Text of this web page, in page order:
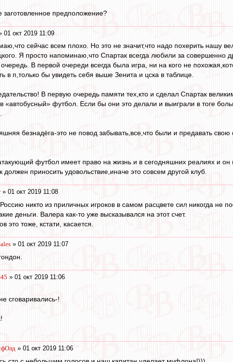
заготовленное предположение?
01 окт 2019 11:09
сейчас всем плохо. Но это не значит,что надо похерить нашу
Я просто напоминаю,что Спартак всегда любили за совершенно
В первой очереди всегда была игра, ни на кого не
в п,только бы увидеть себя выше Зенита и цска в таблице.
В первую очередь памяти тех,кто и сделал Спартак
«автобусный» футбол. Если бы они это делали и выиграли в тоге
безнадёга-это не повод забывать,все,что были и предавать
футбол имеет право на жизнь и в сегодняшних реалиях и
должен приносить удовольствие,иначе это совсем другой клуб.
» 01 окт 2019 11:08
никто из приличных игроков в самом расцвете сил никогда не
деньги. Валера как-то уже высказывался на этот счет.
это тоже, кстати, касается.
» 01 окт 2019 11:07
» 01 окт 2019 11:06
сговаривались-!
» 01 окт 2019 11:06